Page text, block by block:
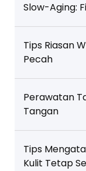
Slow-Aging:
Tips Riasan
Pecah
Perawatan
Tangan
Tips
Kulit Tetap